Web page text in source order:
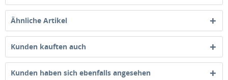
Ähnliche Artikel
Kunden kauften auch
Kunden haben sich ebenfalls angesehen